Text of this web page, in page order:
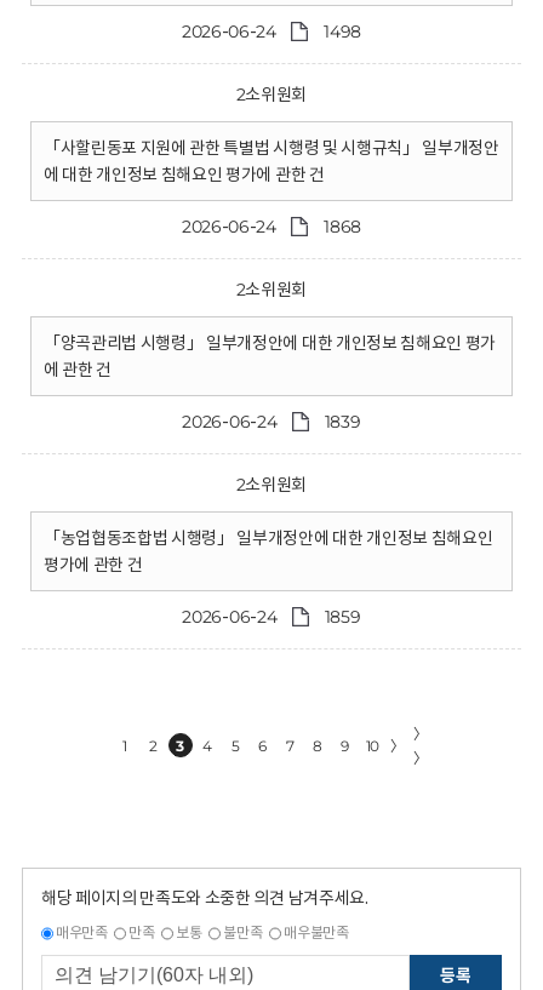
2026-06-24 1498
2소위원회
「사할린동포 지원에 관한 특별법 시행령 및 시행규칙」 일부개정안
에 대한 개인정보 침해요인 평가에 관한 건
2026-06-24 1868
2소위원회
「양곡관리법 시행령」 일부개정안에 대한 개인정보 침해요인 평가
에 관한 건
2026-06-24 1839
2소위원회
「농업협동조합법 시행령」 일부개정안에 대한 개인정보 침해요인
평가에 관한 건
2026-06-24 1859
1 2 3 4 5 6 7 8 9 10 〉
〉
〉
해당 페이지의 만족도와 소중한 의견 남겨주세요.
매우만족 만족 보통 불만족 매우불만족
등록